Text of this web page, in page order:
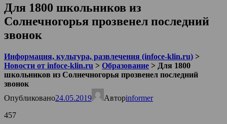
Для 1800 школьников из
Солнечногорья прозвенел последний
звонок
Информация, культура, развлечения (infoce-klin.ru) >
Новости от infoce-klin.ru > Образование > Для 1800
школьников из Солнечногорья прозвенел последний
звонок
Опубликовано24.05.2019 Авторinformer
457